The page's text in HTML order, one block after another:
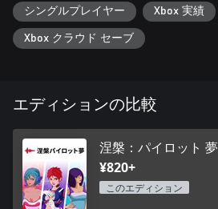
シングルプレイヤー Xbox 実績
Xbox クラウド セーブ
エディションの比較
涅槃：パイロット 夢
¥820+
このエディション